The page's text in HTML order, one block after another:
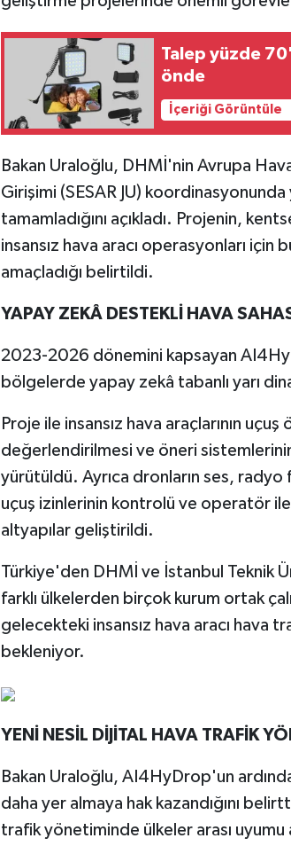
Talep yüzde
önde
İçeriği Görüntüle
Bakan Uraloğlu, DHMİ'nin Avrupa
Girişimi (SESAR JU)
tamamladığını açıkladı. Projenin,
insansız hava aracı operasyonları
amaçladığı belirtildi.
YAPAY ZEKÂ DESTEKLİ HAVA
2023-2026 dönemini kapsayan
bölgelerde yapay zekâ tabanlı yarı
Proje ile insansız hava araçlarının
değerlendirilmesi ve öneri
yürütüldü. Ayrıca dronların ses,
uçuş izinlerinin kontrolü ve operatör
altyapılar geliştirildi.
Türkiye'den DHMİ ve İstanbul Teknik
farklı ülkelerden birçok kurum ortak
gelecekteki insansız hava aracı hava
bekleniyor.
YENİ NESİL DİJİTAL HAVA TRAFİK
Bakan Uraloğlu, AI4HyDrop'un
daha yer almaya hak kazandığını
trafik yönetiminde ülkeler arası